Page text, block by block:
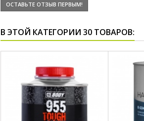
ОСТАВЬТЕ ОТЗЫВ ПЕРВЫМ!
В ЭТОЙ КАТЕГОРИИ 30 ТОВАРОВ: